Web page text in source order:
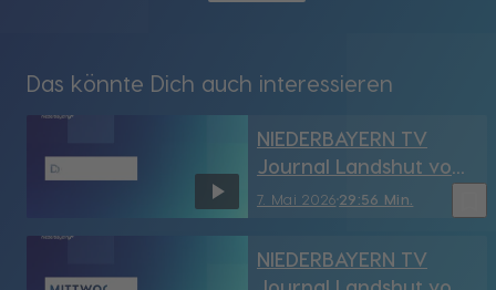
Das könnte Dich auch interessieren
7. Mai 2026 29:56 Min.
NIEDERBAYERN TV
Journal Landshut vom
7.05.2026
NIEDERBAYERN TV